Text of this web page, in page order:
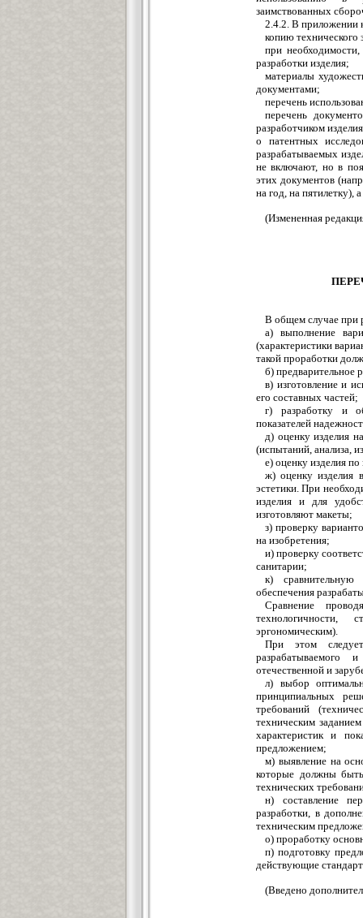
заимствованных
2.4.2. В приложении
копию технического
при
разработки изделия;
материалы
документами;
перечень
перечень
разработчиком
о патентных
разрабатываемых
не включают, но в
этих документов
на год, на пятилетку),
(Измененная
В общем случае при
а) выполнение
(характеристики
такой проработки
б) предварительное
в) изготовление и
его составных частей;
г) разработку и
показателей
д) оценку изделия
(испытаний, анализа,
е) оценку изделия
ж) оценку изделия
эстетики. При
изделия и для
изготовляют макеты;
з) проверку
на изобретения;
и) проверку
санитарии;
к) сравнительную
обеспечения
Сравнение
технологичности,
эргономическим).
При этом следует
разрабатываемого
отечественной и
л) выбор
принципиальных
требований
техническим
характеристик и
предложением;
м) выявление на
которые должны быть
технических
н) составление
разработки, в
техническим
о) проработку
п) подготовку
действующие
(Введено